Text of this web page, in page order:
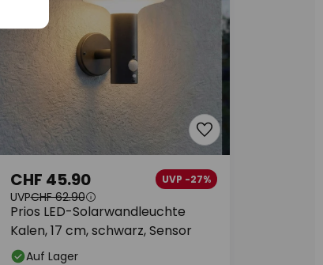
Prios LED-Solarwandleuchte
Kalen, 17 cm, schwarz, Sensor
CHF 45.90 UVP -27%
UVPCHF 62.90
Auf Lager